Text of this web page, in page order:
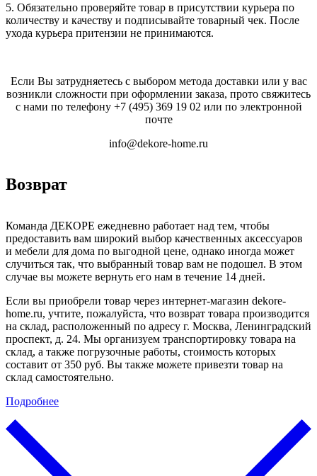
5. Обязательно проверяйте товар в присутствии курьера по
количеству и качеству и подписывайте товарный чек. После
ухода курьера притензии не принимаются.
Если Вы затрудняетесь с выбором метода доставки или у вас
возникли сложности при оформлении заказа, прото свяжитесь
с нами по телефону +7 (495) 369 19 02 или по электронной
почте
info@dekore-home.ru
Возврат
Команда ДЕКОРЕ ежедневно работает над тем, чтобы
предоставить вам широкий выбор качественных аксессуаров
и мебели для дома по выгодной цене, однако иногда может
случиться так, что выбранный товар вам не подошел. В этом
случае вы можете вернуть его нам в течение 14 дней.
Если вы приобрели товар через интернет-магазин dekore-
home.ru, учтите, пожалуйста, что возврат товара производится
на склад, расположенный по адресу г. Москва, Ленинградский
проспект, д. 24. Мы организуем транспортировку товара на
склад, а также погрузочные работы, стоимость которых
составит от 350 руб. Вы также можете привезти товар на
склад самостоятельно.
Подробнее